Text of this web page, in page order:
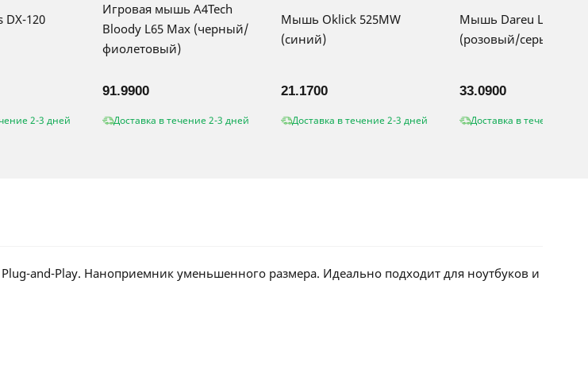
120
2-3 дней
Игровая мышь A4Tech
Bloody L65 Max (черный/
фиолетовый)
91.9900
Доставка в течение 2-3 дней
Мышь Oklick 525MW
(синий)
21.1700
Доставка в течение 2-3 дней
Мышь Dareu LM106G
(розовый/серый)
33.0900
Доставка в течение 2-3
and-Play. Наноприемник уменьшенного размера. Идеально подходит для ноутбуков и